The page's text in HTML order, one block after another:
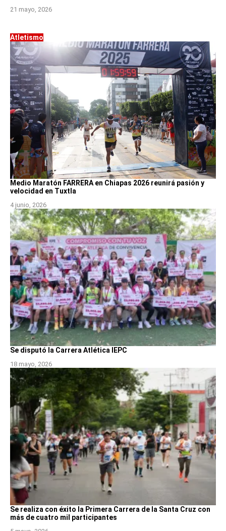
21 mayo, 2026
Atletismo
Medio Maratón FARRERA en Chiapas 2026 reunirá pasión y
velocidad en Tuxtla
4 junio, 2026
Se disputó la Carrera Atlética IEPC
18 mayo, 2026
Se realiza con éxito la Primera Carrera de la Santa Cruz con
más de cuatro mil participantes